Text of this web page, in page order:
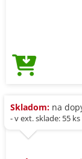
Skladom: na
- v ext. sklade: 55 ks